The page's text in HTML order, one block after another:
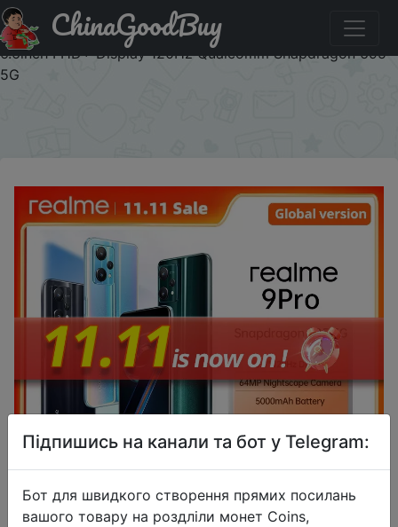
Придбати по знижці 11SFROXEN24 Global version realme
9 pro 5G Mobile phone 8GB RAM 128GB ROM smartphone
6.6inch FHD+ Display 120Hz Qualcomm Snapdragon 695
5G
ChinaGoodBuy
Підпишись на канали та бот у Telegram:
Бот для швидкого створення прямих посилань
вашого товару на роздліли монет Coins,